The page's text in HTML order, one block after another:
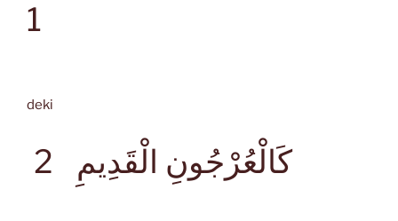
deki
كَالْعُرْجُونِ الْقَدِيمِ2